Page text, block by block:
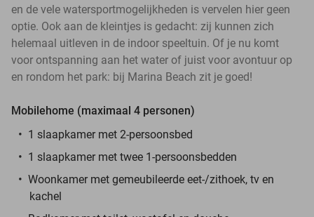
en de vele watersportmogelijkheden is vervelen hier geen
optie. Ook aan de kleintjes is gedacht: zij kunnen zich
helemaal uitleven in de indoor speeltuin. Of je nu komt
voor ontspanning aan het water of juist voor avontuur op
en rondom het park: bij Marina Beach zit je goed!
Mobilehome (maximaal 4 personen)
1 slaapkamer met 2-persoonsbed
1 slaapkamer met twee 1-persoonsbedden
Woonkamer met gemeubileerde eet-/zithoek, tv en
kachel